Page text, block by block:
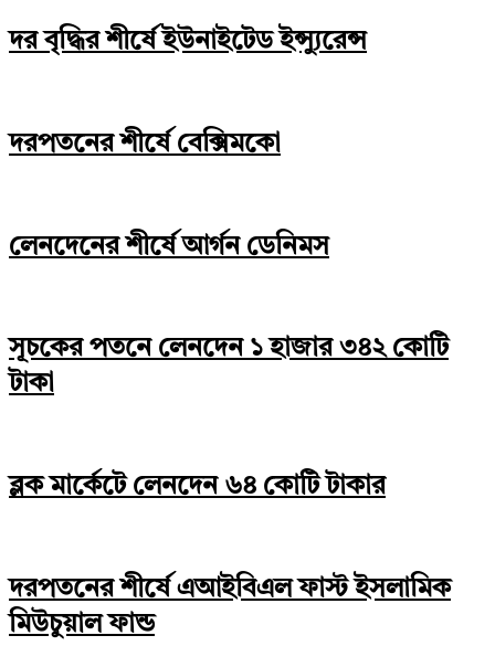
দর বৃদ্ধির শীর্ষে ইউনাইটেড ইন্স্যুরেন্স
দরপতনের শীর্ষে বেক্সিমকো
লেনদেনের শীর্ষে আর্গন ডেনিমস
সূচকের পতনে লেনদেন ১ হাজার ৩৪২ কোটি
টাকা
ব্লক মার্কেটে লেনদেন ৬৪ কোটি টাকার
দরপতনের শীর্ষে এআইবিএল ফাস্ট ইসলামিক
মিউচুয়াল ফান্ড